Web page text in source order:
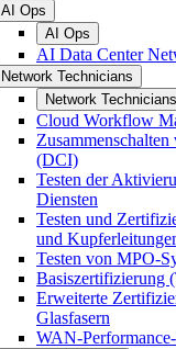
AI Ops
AI Ops
AI Data Center
Network Technicians
Network Technicians
Cloud Workflow
(DCI)
Testen der
Diensten
Testen und
und
Testen von MPO-
Basiszertifizierung
Erweiterte
Glasfasern
WAN-